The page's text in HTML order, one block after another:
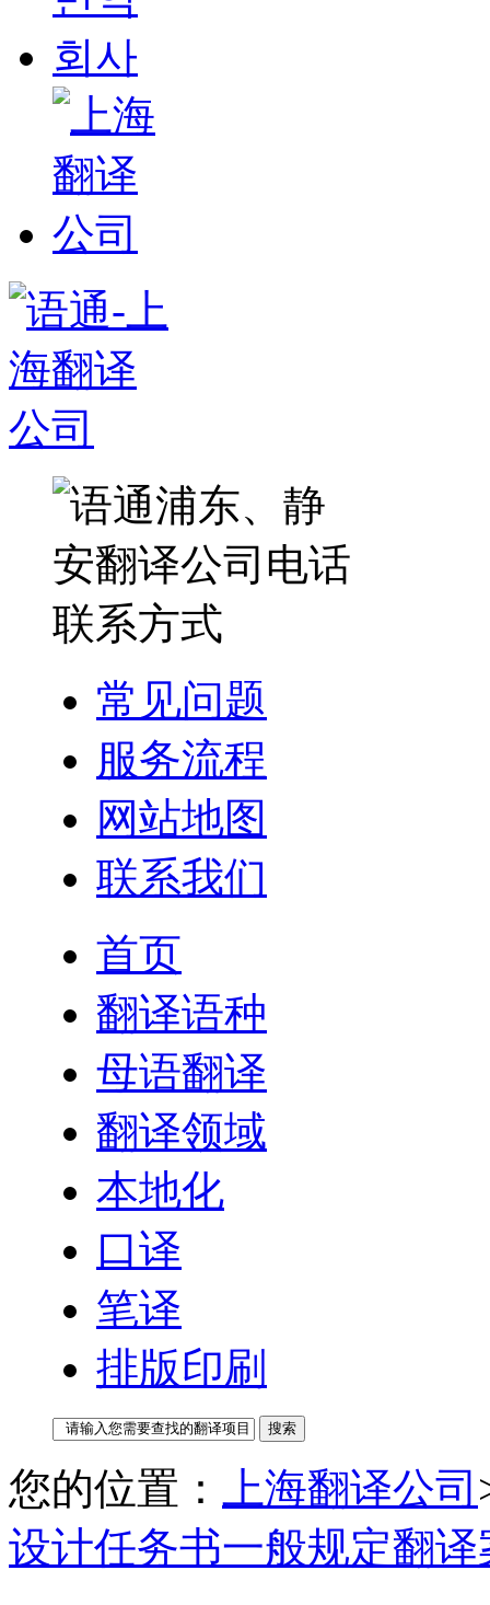
常见问题
服务流程
网站地图
联系我们
首页
翻译语种
母语翻译
翻译领域
本地化
口译
笔译
排版印刷
您的位置： 上海翻译公司
设计任务书一般规定翻译